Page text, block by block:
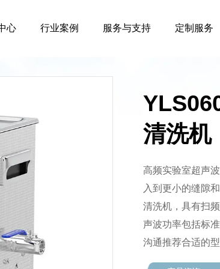
心 行业案例 服务与支持 定制服务
清洗机
高频实验室超声
入到更小的缝隙
清洗机，具有扫
声波功率包括标
沟通推荐合适的型